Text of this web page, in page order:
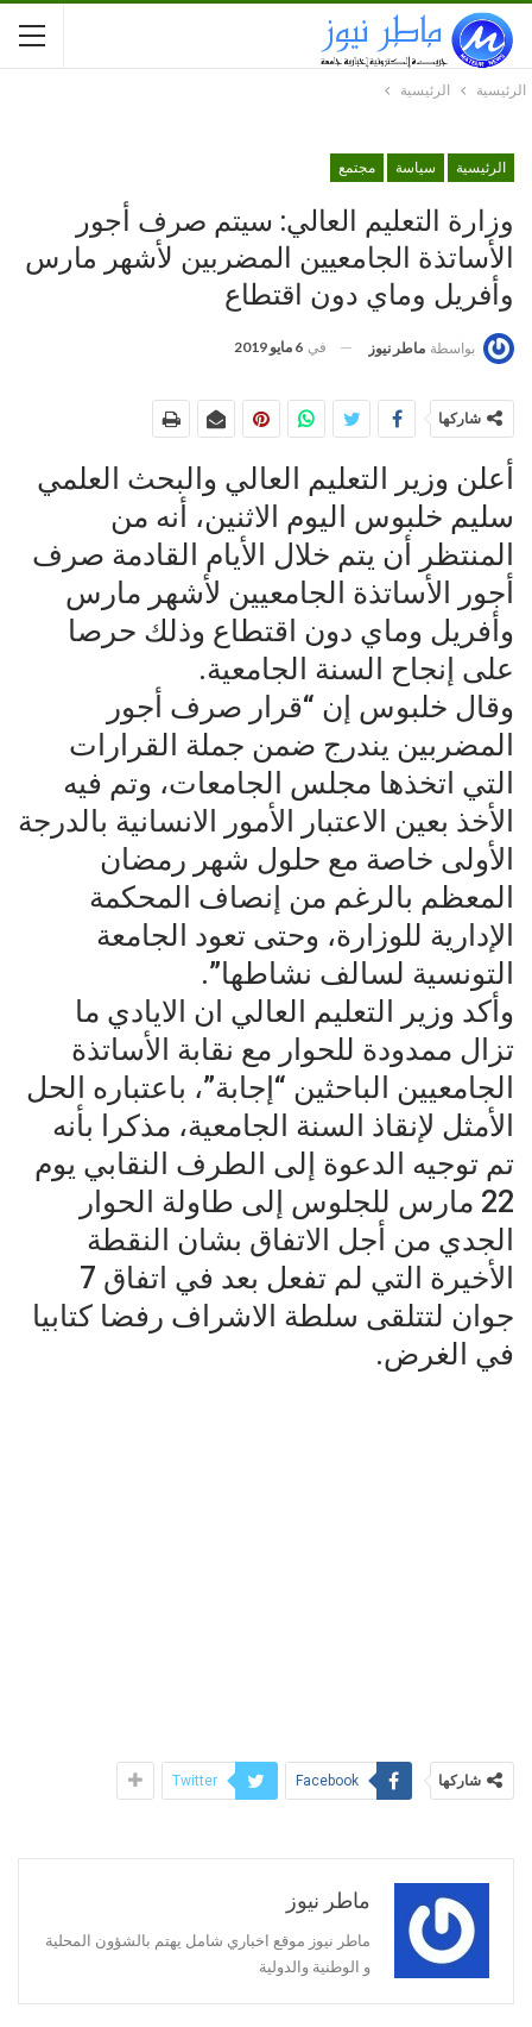
الرئيسية الرئيسية
الرئيسية سياسة مجتمع
وزارة التعليم العالي: سيتم صرف أجور
الأساتذة الجامعيين المضربين لأشهر مارس
وأفريل وماي دون اقتطاع
بواسطة ماطر نيوز في 6 مايو 2019
شاركها
أعلن وزير التعليم العالي والبحث العلمي
سليم خلبوس اليوم الاثنين، أنه من
المنتظر أن يتم خلال الأيام القادمة صرف
أجور الأساتذة الجامعيين لأشهر مارس
وأفريل وماي دون اقتطاع وذلك حرصا
على إنجاح السنة الجامعية.
وقال خلبوس إن “قرار صرف أجور
المضربين يندرج ضمن جملة القرارات
التي اتخذها مجلس الجامعات، وتم فيه
الأخذ بعين الاعتبار الأمور الانسانية بالدرجة
الأولى خاصة مع حلول شهر رمضان
المعظم بالرغم من إنصاف المحكمة
الإدارية للوزارة، وحتى تعود الجامعة
التونسية لسالف نشاطها”.
وأكد وزير التعليم العالي ان الايادي ما
تزال ممدودة للحوار مع نقابة الأساتذة
الجامعيين الباحثين “إجابة”، باعتباره الحل
الأمثل لإنقاذ السنة الجامعية، مذكرا بأنه
تم توجيه الدعوة إلى الطرف النقابي يوم
22 مارس للجلوس إلى طاولة الحوار
الجدي من أجل الاتفاق بشان النقطة
الأخيرة التي لم تفعل بعد في اتفاق 7
جوان لتتلقى سلطة الاشراف رفضا كتابيا
في الغرض.
شاركها Facebook
Twitter
ماطر نيوز
ماطر نيوز موقع اخباري شامل يهتم بالشؤون المحلية
و الوطنية والدولية